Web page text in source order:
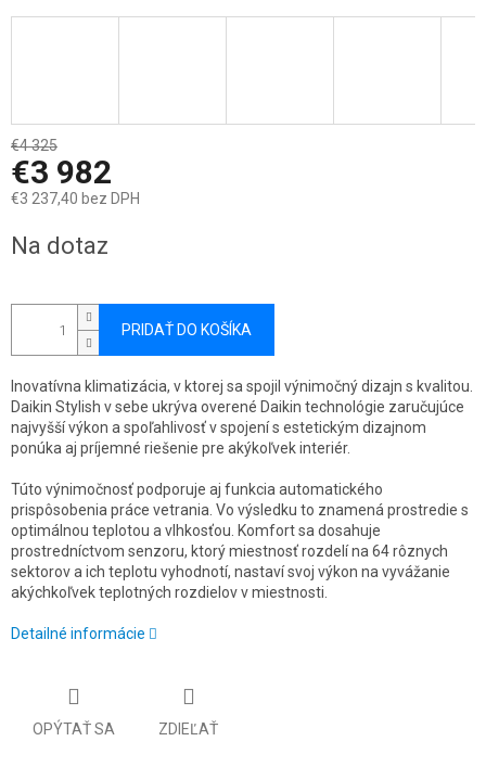
€4 325
€3 982
€3 237,40 bez DPH
cena:
Na dotaz
PRIDAŤ DO KOŠÍKA
Inovatívna klimatizácia, v ktorej sa spojil výnimočný dizajn s kvalitou.
Daikin Stylish v sebe ukrýva overené Daikin technológie zaručujúce
najvyšší výkon a spoľahlivosť v spojení s estetickým dizajnom
ponúka aj príjemné riešenie pre akýkoľvek interiér.
Túto výnimočnosť podporuje aj funkcia automatického
prispôsobenia práce vetrania. Vo výsledku to znamená prostredie s
optimálnou teplotou a vlhkosťou. Komfort sa dosahuje
prostredníctvom senzoru, ktorý miestnosť rozdelí na 64 rôznych
sektorov a ich teplotu vyhodnotí, nastaví svoj výkon na vyvážanie
akýchkoľvek teplotných rozdielov v miestnosti.
Detailné informácie
OPÝTAŤ SA ZDIEĽAŤ